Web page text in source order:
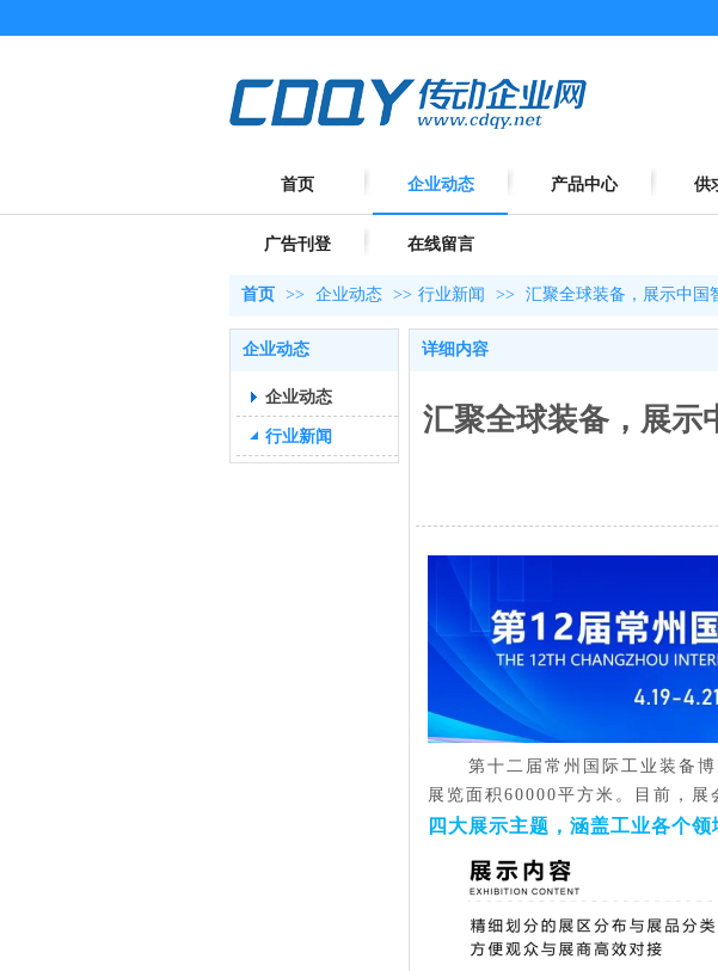
首页 企业动态 产品中心 供
广告刊登 在线留言
首页 >> 企业动态 >> 行业新闻 >> 汇聚全球装备，展示中国
企业动态
企业动态
行业新闻
详细内容
汇聚全球装备，展示
第十二届常州国际工业装备博
展览面积 60000平方米。目前，展
四大展示主题，涵盖工业各个领